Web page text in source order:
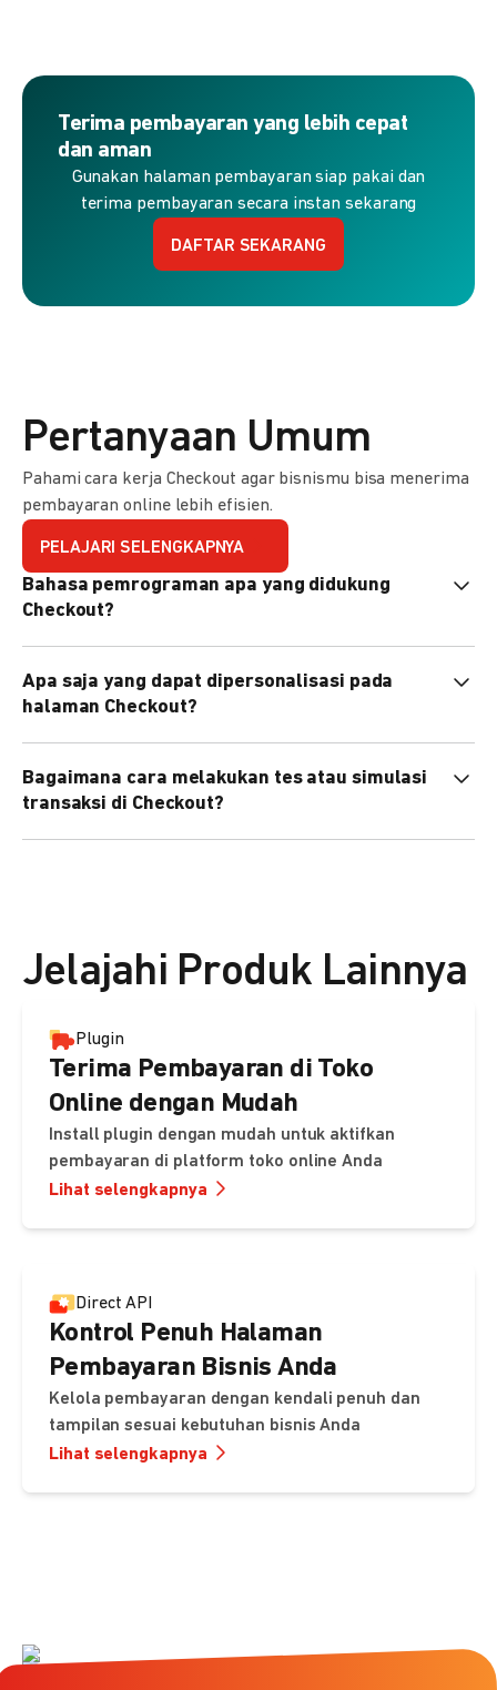
Terima pembayaran yang lebih cepat
dan aman
Gunakan halaman pembayaran siap pakai dan
terima pembayaran secara instan sekarang
DAFTAR SEKARANG
Pertanyaan Umum
Pahami cara kerja Checkout agar bisnismu bisa menerima
pembayaran online lebih efisien.
PELAJARI SELENGKAPNYA
Bahasa pemrograman apa yang didukung
Checkout?
PHP, Node.js, Go, dll).
Apa saja yang dapat dipersonalisasi pada
halaman Checkout?
preferensi bahasa, dan urutan metode pembayaran sesuai
kebutuhan brand Anda.
Bagaimana cara melakukan tes atau simulasi
transaksi di Checkout?
Jelajahi Produk Lainnya
Plugin
Terima Pembayaran di Toko
Online dengan Mudah
Install plugin dengan mudah untuk aktifkan
pembayaran di platform toko online Anda
Lihat selengkapnya
Direct API
Kontrol Penuh Halaman
Pembayaran Bisnis Anda
Kelola pembayaran dengan kendali penuh dan
tampilan sesuai kebutuhan bisnis Anda
Lihat selengkapnya